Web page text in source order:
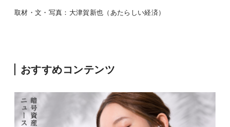
取材・文・写真：大津賀新也（あたらしい経済）
おすすめコンテンツ